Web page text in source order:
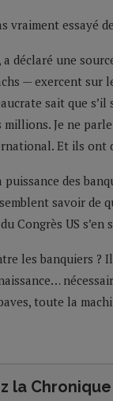
vraiment essayé
a déclaré une
— exercent sur
sait que
millions. Je ne
Et ils ont
puissance des
savoir de
Congrès US
les banquiers ?
toute la
la